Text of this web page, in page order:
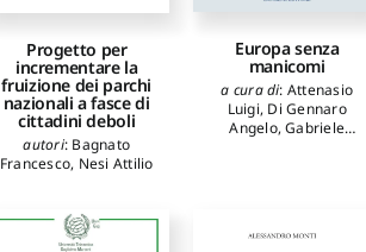
Progetto per
incrementare la
fruizione dei parchi
nazionali a fasce di
cittadini deboli
autori: Bagnato
Francesco, Nesi Attilio
Europa senza
manicomi
a cura di: Attenasio
Luigi, Di Gennaro
Angelo,Gabriele